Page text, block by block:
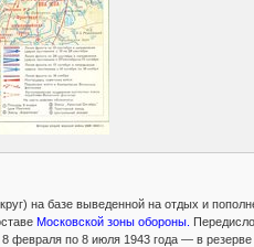
на базе выведенной на отдых и
Московской зоны обороны.
февраля по 8 июля 1943 года — в резерве